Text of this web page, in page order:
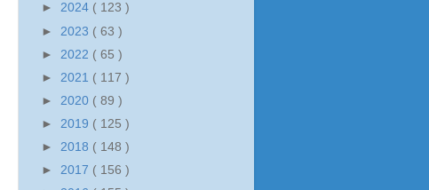
► 2024 ( 123 )
► 2023 ( 63 )
► 2022 ( 65 )
► 2021 ( 117 )
► 2020 ( 89 )
► 2019 ( 125 )
► 2018 ( 148 )
► 2017 ( 156 )